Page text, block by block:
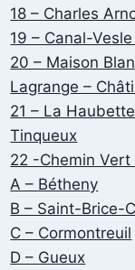
18 – Charles
19 – Canal-
20 – Maison
Lagrange –
21 – La
Tinqueux
22 -Chemin Vert
A – Bétheny
B – Saint-Brice-
C – Cormontreuil
D – Gueux